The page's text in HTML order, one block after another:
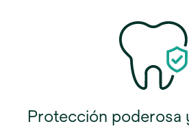
Protección poderosa